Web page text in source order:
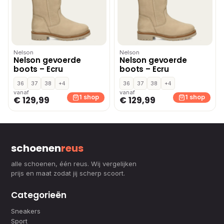
Nelson
Nelson gevoerde
boots – Ecru
36 37 38
+4
vanaf
€ 129,99 1 shop
Nelson
Nelson gevoerde
boots – Ecru
36 37 38
+4
vanaf
€ 129,99 1 shop
schoenenreus
alle schoenen, één reus. Wij vergelijken
prijs en maat zodat jij scherp scoort.
Categorieën
Sneakers
Sport